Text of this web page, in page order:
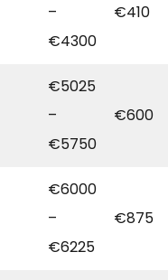
–
€4300
€410
€5025
–
€5750
€600
€6000
–
€6225
€875